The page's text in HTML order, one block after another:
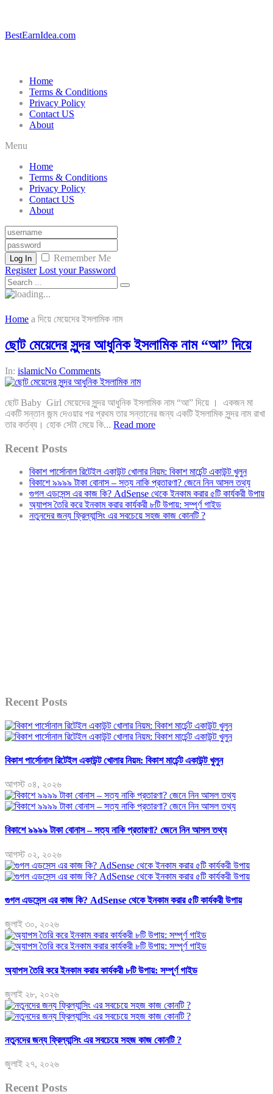
BestEarnIdea.com
Home
Terms & Conditions
Privacy Policy
Contact US
About
Menu
Home
Terms & Conditions
Privacy Policy
Contact US
About
Log In
Remember Me
Register Lost your Password
Home a দিয়ে মেয়েদের ইসলামিক নাম
ছোট মেয়েদের সুন্দর আধুনিক ইসলামিক নাম “আ” দিয়ে
In: islamicNo Comments
ছোট Baby Girl মেয়েদের সুন্দর আধুনিক ইসলামিক নাম “আ” দিয়ে । একজন মা
একটি সন্তান জন্ম দেওয়ার পর প্রথম তার সন্তানের জন্য একটি ইসলামিক সুন্দর নাম রাখা
তার কর্তব্য। হোক সেটা মেয়ে কি... Read more
Recent Posts
বিকাশ পার্সোনাল রিটেইল একাউন্ট খোলার নিয়ম: বিকাশ মার্চেন্ট একাউন্ট খুলুন
বিকাশে ৯৯৯৯ টাকা বোনাস – সত্য নাকি প্রতারণা? জেনে নিন আসল তথ্য
গুগল এডসেন্স এর কাজ কি? AdSense থেকে ইনকাম করার ৫টি কার্যকরী উপায়
অ্যাপস তৈরি করে ইনকাম করার কার্যকরী ৮টি উপায়: সম্পূর্ণ গাইড
নতুনদের জন্য ফ্রিল্যান্সিং এর সবচেয়ে সহজ কাজ কোনটি ?
Recent Posts
বিকাশ পার্সোনাল রিটেইল একাউন্ট খোলার নিয়ম: বিকাশ মার্চেন্ট একাউন্ট খুলুন
আগস্ট ০৪, ২০২৬
বিকাশে ৯৯৯৯ টাকা বোনাস – সত্য নাকি প্রতারণা? জেনে নিন আসল তথ্য
আগস্ট ০২, ২০২৬
গুগল এডসেন্স এর কাজ কি? AdSense থেকে ইনকাম করার ৫টি কার্যকরী উপায়
জুলাই ৩০, ২০২৬
অ্যাপস তৈরি করে ইনকাম করার কার্যকরী ৮টি উপায়: সম্পূর্ণ গাইড
জুলাই ২৮, ২০২৬
নতুনদের জন্য ফ্রিল্যান্সিং এর সবচেয়ে সহজ কাজ কোনটি ?
জুলাই ২৭, ২০২৬
Recent Posts